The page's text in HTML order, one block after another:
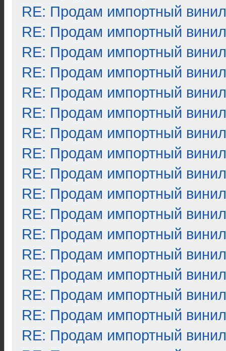
RE: Продам импортный винил
RE: Продам импортный винил
RE: Продам импортный винил
RE: Продам импортный винил
RE: Продам импортный винил
RE: Продам импортный винил
RE: Продам импортный винил
RE: Продам импортный винил
RE: Продам импортный винил
RE: Продам импортный винил
RE: Продам импортный винил
RE: Продам импортный винил
RE: Продам импортный винил
RE: Продам импортный винил
RE: Продам импортный винил
RE: Продам импортный винил
RE: Продам импортный винил